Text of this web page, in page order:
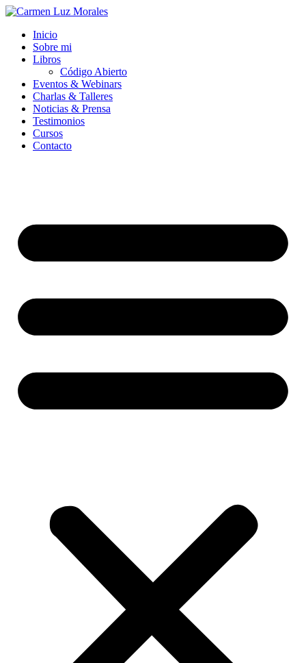
Ir
contenido
Inicio
Sobre mi
Libros
Código Abierto
Eventos & Webinars
Charlas & Talleres
Noticias & Prensa
Testimonios
Cursos
Contacto